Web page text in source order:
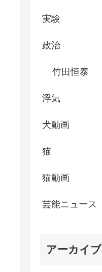
実験
政治
竹田恒泰
浮気
犬動画
猫
猫動画
芸能ニュース
アーカイブ